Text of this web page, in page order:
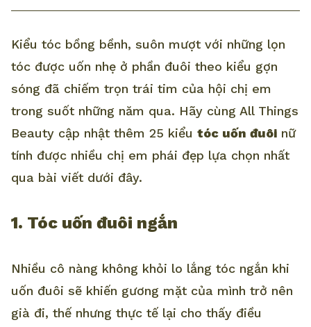
Kiểu tóc bồng bềnh, suôn mượt với những lọn
tóc được uốn nhẹ ở phần đuôi theo kiểu gợn
sóng đã chiếm trọn trái tim của hội chị em
trong suốt những năm qua. Hãy cùng All Things
Beauty cập nhật thêm 25 kiểu tóc uốn đuôi nữ
tính được nhiều chị em phái đẹp lựa chọn nhất
qua bài viết dưới đây.
1. Tóc uốn đuôi ngắn
Nhiều cô nàng không khỏi lo lắng tóc ngắn khi
uốn đuôi sẽ khiến gương mặt của mình trở nên
già đi, thế nhưng thực tế lại cho thấy điều